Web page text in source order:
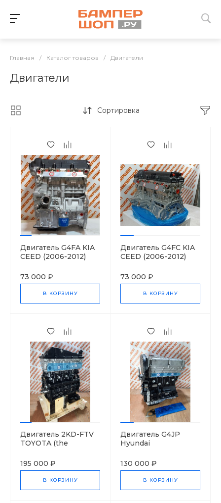
Главная / Каталог товаров / Двигатели
Двигатели
Сортировка
Двигатель G4FA KIA
CEED (2006-2012)
73 000 ₽
В КОРЗИНУ
Двигатель G4FC KIA
CEED (2006-2012)
73 000 ₽
В КОРЗИНУ
Двигатель 2KD-FTV
TOYOTA (the
195 000 ₽
В КОРЗИНУ
Двигатель G4JP
Hyundai
130 000 ₽
В КОРЗИНУ